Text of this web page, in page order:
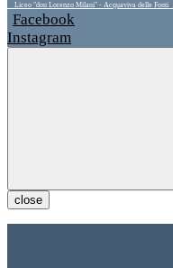
Liceo "don Lorenzo Milani" - Acquaviva delle Fonti
Facebook
Instagram
close